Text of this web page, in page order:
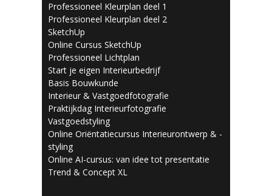
Professioneel Kleurplan deel 1
Professioneel Kleurplan deel 2
SketchUp
Online Cursus SketchUp
Professioneel Lichtplan
Start je eigen Interieurbedrijf
Basis Bouwkunde
Interieur & Vastgoedfotografie
Praktijkdag Interieurfotografie
Vastgoedstyling
Online Oriëntatiecursus Interieurontwerp & -
styling
Online AI-cursus: van idee tot presentatie
Trend & Concept XL